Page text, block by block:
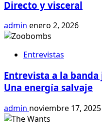
Directo y visceral
admin enero 2, 2026
Entrevistas
Entrevista a la
Una energía salvaje
admin noviembre 17, 2025